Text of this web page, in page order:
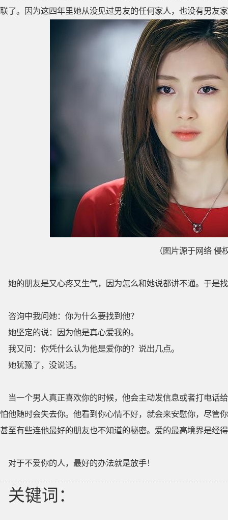
联了。因为这四年里她从没见过男友的任何家人，也没有男友
（图片源于网络 侵
她的朋友是又心疼又生气，因为怎么和她说都讲不通。于是
咨询中我问她：你为什么要找到他？
她坚定的说：因为他是真心爱我的。
我又问：你凭什么认为他是爱你的？说出几点。
她犹豫了，没说话。
当一个男人真正喜欢你的时候，他会主动发信息或者打电话
怕他随时会失去你。他看到你心情不好，就会来安慰你，尽管
甚至有些连他最好的朋友也不知道的秘密。爱的最高境界是经
对于不爱你的人，最好的办法就是放手！
关键词：